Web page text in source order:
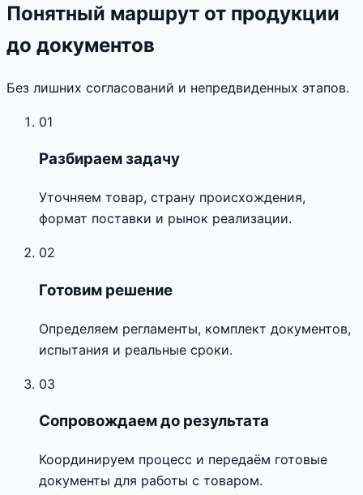
Понятный маршрут от продукции
до документов
Без лишних согласований и непредвиденных этапов.
01
Разбираем задачу
Уточняем товар, страну происхождения,
формат поставки и рынок реализации.
02
Готовим решение
Определяем регламенты, комплект документов,
испытания и реальные сроки.
03
Сопровождаем до результата
Координируем процесс и передаём готовые
документы для работы с товаром.